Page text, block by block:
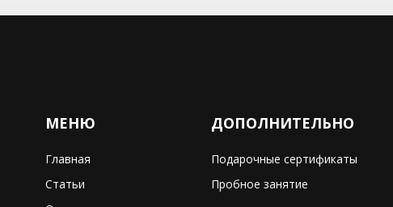
МЕНЮ
Главная
Статьи
ДОПОЛНИТЕЛЬНО
Подарочные сертификаты
Пробное занятие